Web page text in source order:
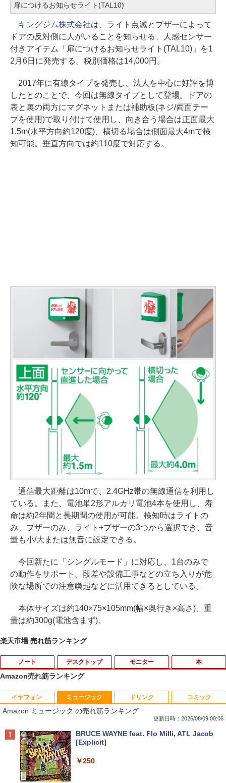
扉につけるお知らせライト(TAL10)
キングジム株式会社は、ライト点滅とブザーによって
ドアの反対側に人がいることを知らせる、人感センサー
付きアイテム「扉につけるお知らせライト(TAL10)」を1
2月6日に発売する。税別価格は14,000円。
2017年に有線タイプを発売し、法人を中心に好評を博
したとのことで、今回は無線タイプとして登場。ドアの
表と裏の両方にマグネットまたは補助板(ネジ/両面テー
プを使用)で取り付けて使用し、向き合う場合は正面最大
1.5m(水平方向約120度)、横切る場合は側面最大4mで検
知可能。垂直方向では約110度で対応する。
通信最大距離は10mで、2.4GHz帯の無線通信を利用し
ている。また、電池単2形アルカリ電池4本を使用し、寿
命は約2年間と長期間の使用が可能。検知時はライトの
み、ブザーのみ、ライト+ブザーの3つから選択でき、音
量も小/大または無音に設定できる。
今回新たに「シングルモード」に対応し、1台のみで
の動作をサポート。段差や設備工事などの立ち入りが危
険な場所での注意喚起などに活用できるとしている。
本体サイズは約140×75×105mm(幅×奥行き×高さ)、重
量は約300g(電池含まず)。
楽天市場 売れ筋ランキング
ノート
1
【中古】Apple アップル 純正 Magic Tra
ckpad2 MJ2R2J/A マジック トラックパ
ッド2 タッチパッド A1535 バッテリー内
降 中古
デスクトップ
1
【マラソン限定30%OFF】中古 HP ProD
esk 400 G5 DM 6GE69AV Core i3 9100
T 第9世代CPU メモリ8GB SSD128GB
クトップパソコン【CA】 中古デスクト
ップPC 中古デスクトップパソコン 中古
スクトップ
モニター
1
HP フレームレス モニター 23.8インチ P
24v G4 IPSパネル フルHD HDMI VGA 中
￥7,700
本
1
杖と剣のウィストリア（16） 【電子書
籍】[ 大森藤ノ ]
￥594
Amazon売れ筋ランキング
イヤフォン
Anker Soundcore P42i (Bluetooth 6.1)【完
全ワイヤレスイヤホン/ウルトラノイズキャン
間再生 / コンパクト形状/持ち運びに便利 / IP5
ミュージック
Amazon ミュージック の売れ筋ランキング
更新日時：2026/08/09 00:06
BRUCE WAYNE feat. Flo Milli, ATL Jacob
[Explicit]
￥250
ドリンク コミック